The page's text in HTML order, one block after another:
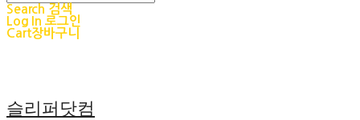
Search 검색
Log In 로그인
Cart장바구니
슬리퍼닷컴